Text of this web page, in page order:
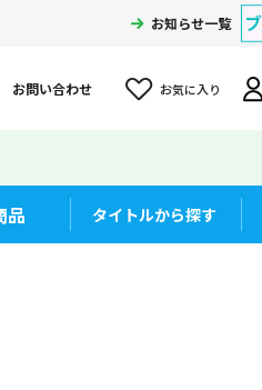
お知らせ一覧
お問い合わせ お気に入り
品 タイトルから探す